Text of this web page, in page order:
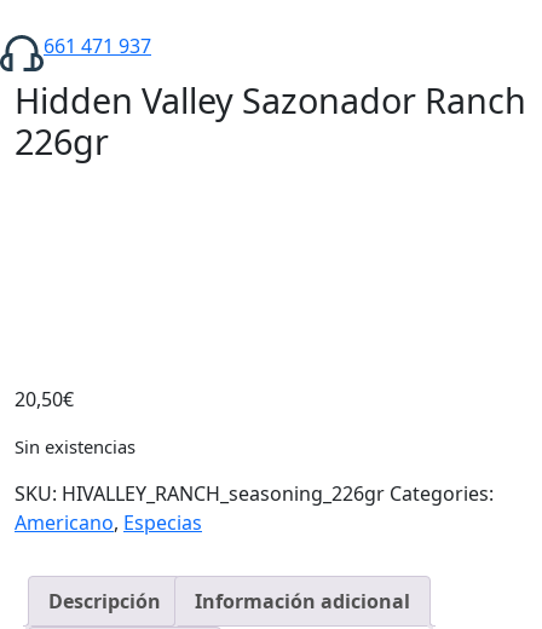
661 471 937
Hidden Valley Sazonador Ranch
226gr
20,50€
Sin existencias
SKU: HIVALLEY_RANCH_seasoning_226gr Categories:
Americano, Especias
Descripción
Información adicional